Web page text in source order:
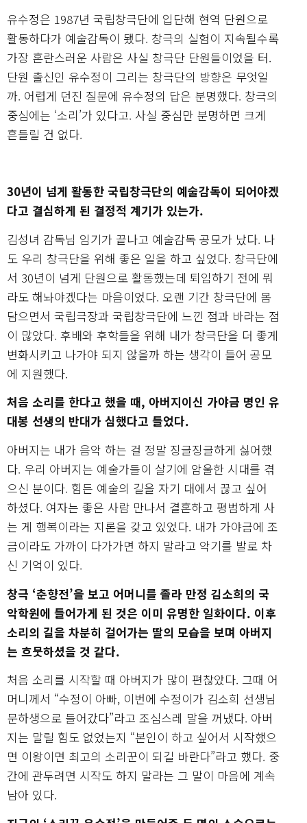
유수정은 1987년 국립창극단에 입단해 현역 단원으로
활동하다가 예술감독이 됐다. 창극의 실험이 지속될수록
가장 혼란스러운 사람은 사실 창극단 단원들이었을 터.
단원 출신인 유수정이 그리는 창극단의 방향은 무엇일
까. 어렵게 던진 질문에 유수정의 답은 분명했다. 창극의
중심에는 ‘소리’가 있다고. 사실 중심만 분명하면 크게
흔들릴 건 없다.
30년이 넘게 활동한 국립창극단의 예술감독이 되어야겠
다고 결심하게 된 결정적 계기가 있는가.
김성녀 감독님 임기가 끝나고 예술감독 공모가 났다. 나
도 우리 창극단을 위해 좋은 일을 하고 싶었다. 창극단에
서 30년이 넘게 단원으로 활동했는데 퇴임하기 전에 뭐
라도 해놔야겠다는 마음이었다. 오랜 기간 창극단에 몸
담으면서 국립극장과 국립창극단에 느낀 점과 바라는 점
이 많았다. 후배와 후학들을 위해 내가 창극단을 더 좋게
변화시키고 나가야 되지 않을까 하는 생각이 들어 공모
에 지원했다.
처음 소리를 한다고 했을 때, 아버지이신 가야금 명인 유
대봉 선생의 반대가 심했다고 들었다.
아버지는 내가 음악 하는 걸 정말 징글징글하게 싫어했
다. 우리 아버지는 예술가들이 살기에 암울한 시대를 겪
으신 분이다. 힘든 예술의 길을 자기 대에서 끊고 싶어
하셨다. 여자는 좋은 사람 만나서 결혼하고 평범하게 사
는 게 행복이라는 지론을 갖고 있었다. 내가 가야금에 조
금이라도 가까이 다가가면 하지 말라고 악기를 발로 차
신 기억이 있다.
창극 ‘춘향전’을 보고 어머니를 졸라 만정 김소희의 국
악학원에 들어가게 된 것은 이미 유명한 일화이다. 이후
소리의 길을 차분히 걸어가는 딸의 모습을 보며 아버지
는 흐뭇하셨을 것 같다.
처음 소리를 시작할 때 아버지가 많이 편찮았다. 그때 어
머니께서 “수정이 아빠, 이번에 수정이가 김소희 선생님
문하생으로 들어갔다”라고 조심스레 말을 꺼냈다. 아버
지는 말릴 힘도 없었는지 “본인이 하고 싶어서 시작했으
면 이왕이면 최고의 소리꾼이 되길 바란다”라고 했다. 중
간에 관두려면 시작도 하지 말라는 그 말이 마음에 계속
남아 있다.